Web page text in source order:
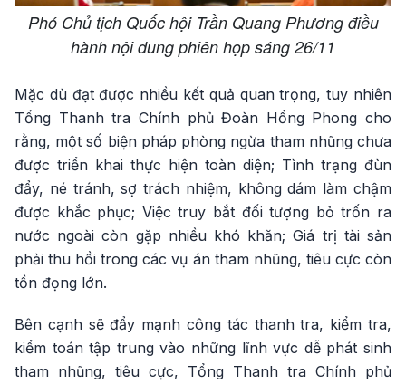
Phó Chủ tịch Quốc hội Trần Quang Phương điều
hành nội dung phiên họp sáng 26/11
Mặc dù đạt được nhiều kết quả quan trọng, tuy nhiên
Tổng Thanh tra Chính phủ Đoàn Hồng Phong cho
rằng, một số biện pháp phòng ngừa tham nhũng chưa
được triển khai thực hiện toàn diện; Tình trạng đùn
đẩy, né tránh, sợ trách nhiệm, không dám làm chậm
được khắc phục; Việc truy bắt đối tượng bỏ trốn ra
nước ngoài còn gặp nhiều khó khăn; Giá trị tài sản
phải thu hồi trong các vụ án tham nhũng, tiêu cực còn
tồn đọng lớn.
Bên cạnh sẽ đẩy mạnh công tác thanh tra, kiểm tra,
kiểm toán tập trung vào những lĩnh vực dễ phát sinh
tham nhũng, tiêu cực, Tổng Thanh tra Chính phủ